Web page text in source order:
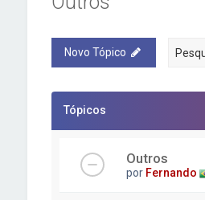
Novo Tópico
Tópicos
Outros
por Fernando